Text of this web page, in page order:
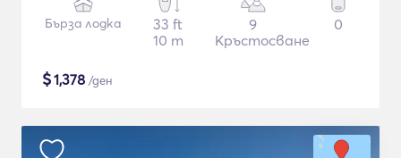
Бърза лодка
33 ft
10 m
9
Кръстосване
0
$1,378 /ден